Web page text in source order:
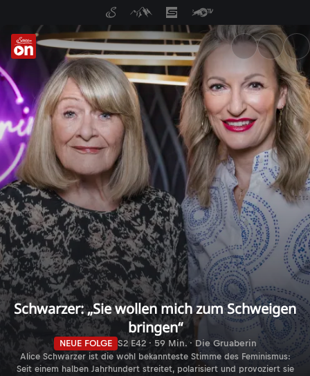
ServusTV On: Livestreams,
Schwarzer: „Sie wollen mich zum Schweigen
bringen“
NEUE FOLGE S2 E42 · 59 Min. · Die Gruaberin
Alice Schwarzer ist die wohl bekannteste Stimme des Feminismus:
Seit einem halben Jahrhundert streitet, polarisiert und provoziert sie